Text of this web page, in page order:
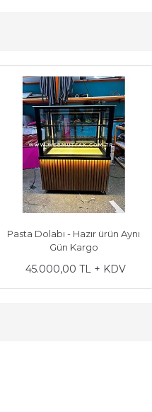
Pasta Dolabı - Hazır ürün Aynı
Gün Kargo
45.000,00 TL + KDV